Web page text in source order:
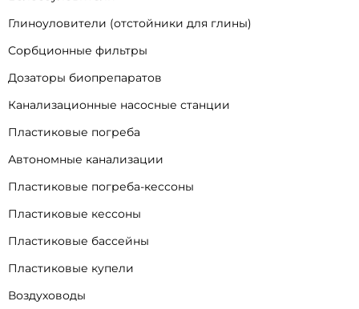
Глиноуловители (отстойники для глины)
Сорбционные фильтры
Дозаторы биопрепаратов
Канализационные насосные станции
Пластиковые погреба
Автономные канализации
Пластиковые погреба-кессоны
Пластиковые кессоны
Пластиковые бассейны
Пластиковые купели
Воздуховоды